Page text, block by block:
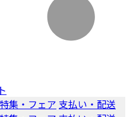
特集・フェア 支払い・配送